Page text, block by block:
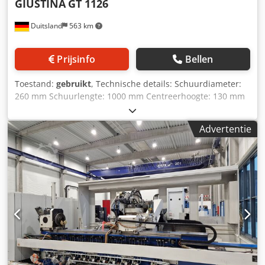
directe aandrijving C-as Slijpspilmotor type directe
De machine kan tegen een meerprijs van ca. €12.000 voor
bezichtiging onder stroom worden gezet.
Duitsland 563 km
GIUSTINA GT 1126
Prijsinfo Bellen
Toestand: gebruikt, Technische details: Schuurdiameter:
260 mm Schuurlengte: 1000 mm Centreerhoogte: 130 mm
Klemlengte: 1000 mm Aanvoer:: met de hand
Spilkopverstelling: 280 manueel mm Totaal benodigd
vermogen: ca. 6,0 kW Machinegewicht ca.: 1,5 ton
Machineafmetingen ca. LxBxH: 2580 x 1750 x 1630 mm
Niet-cirkelvormige slijpmachine - (krukasslijpmachine)
Gebruikt voor het slijpen van krukassen, nokkenassen, enz.
Machinetafel: - rechts/links draaibaar: elk 6° - Spanvlak
werkstuk 1240 x156mm Schuurkop: - Kopinstelling 150mm
t.o.v. de werkstukas Djdpfeu Ng Dtex Abpsck - links/rechts
90° draaibaar in twee vlakken - Handaanvoer 280mm -
Slijpschijf = 350x32x127mm Inwendige slijpspindel type
Fortuna SJ 60 x 250L Werkstuk kop: - toerental 25 - 65 - 155
- 400 tpm - handmatig roteerbaar, +/- 90° - Centreerhoogte
Advertentie